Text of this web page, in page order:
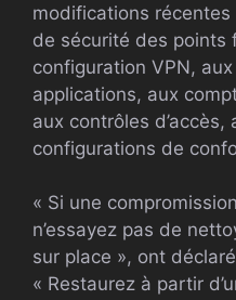
modifications
de sécurité des points
configuration VPN,
applications, aux
aux contrôles d’accès,
configurations de
« Si une
n’essayez pas de
sur place », ont
« Restaurez à partir